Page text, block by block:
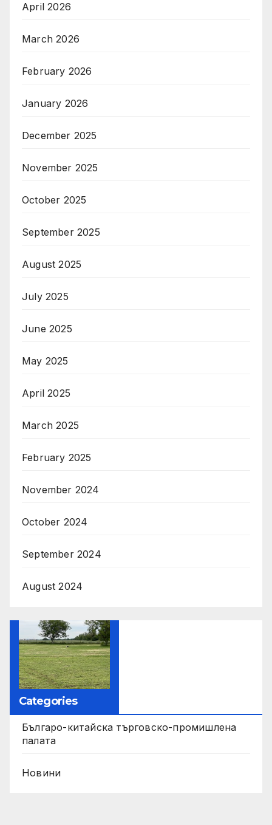
April 2026
March 2026
February 2026
January 2026
December 2025
November 2025
October 2025
September 2025
August 2025
July 2025
June 2025
May 2025
April 2025
March 2025
February 2025
November 2024
October 2024
September 2024
August 2024
Categories
Българо-китайска търговско-промишлена
палата
Новини